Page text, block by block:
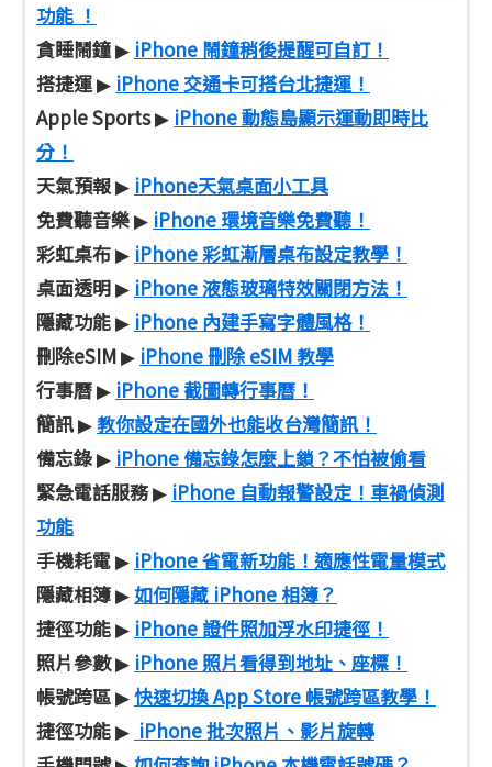
功能 ！
貪睡鬧鐘▶ iPhone 鬧鐘稍後提醒可自訂！
搭捷運▶ iPhone 交通卡可搭台北捷運！
Apple Sports▶ iPhone 動態島顯示運動即時比
分！
天氣預報▶ iPhone天氣桌面小工具
免費聽音樂▶ iPhone 環境音樂免費聽！
彩虹桌布▶ iPhone 彩虹漸層桌布設定教學！
桌面透明▶ iPhone 液態玻璃特效關閉方法！
隱藏功能▶ iPhone 內建手寫字體風格！
刪除eSIM▶ iPhone 刪除 eSIM 教學
行事曆▶ iPhone 截圖轉行事曆！
簡訊▶教你設定在國外也能收台灣簡訊！
備忘錄▶ iPhone 備忘錄怎麼上鎖？不怕被偷看
緊急電話服務▶ iPhone 自動報警設定！車禍偵測
功能
手機耗電▶ iPhone 省電新功能！適應性電量模式
隱藏相簿▶如何隱藏 iPhone 相簿？
捷徑功能▶ iPhone 證件照加浮水印捷徑！
照片參數▶ iPhone 照片看得到地址、座標！
帳號跨區▶快速切換 App Store 帳號跨區教學！
捷徑功能▶ iPhone 批次照片、影片旋轉